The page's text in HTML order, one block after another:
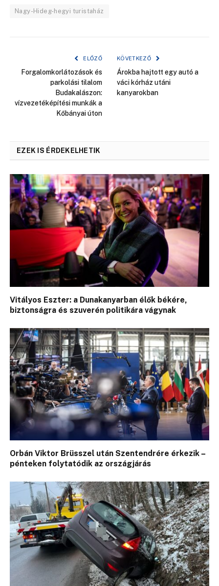
Nagy-Hideg-hegyi turistaház
ELŐZŐ
Forgalomkorlátozások és
parkolási tilalom
Budakalászon:
vízvezetéképítési munkák a
Kőbányai úton
KÖVETKEZŐ
Árokba hajtott egy autó a
váci kórház utáni
kanyarokban
EZEK IS ÉRDEKELHETIK
Vitályos Eszter: a Dunakanyarban élők békére,
biztonságra és szuverén politikára vágynak
Orbán Viktor Brüsszel után Szentendrére érkezik –
pénteken folytatódik az országjárás